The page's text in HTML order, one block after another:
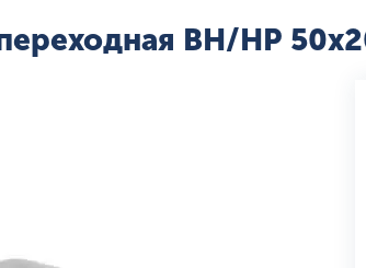
ВН/НР